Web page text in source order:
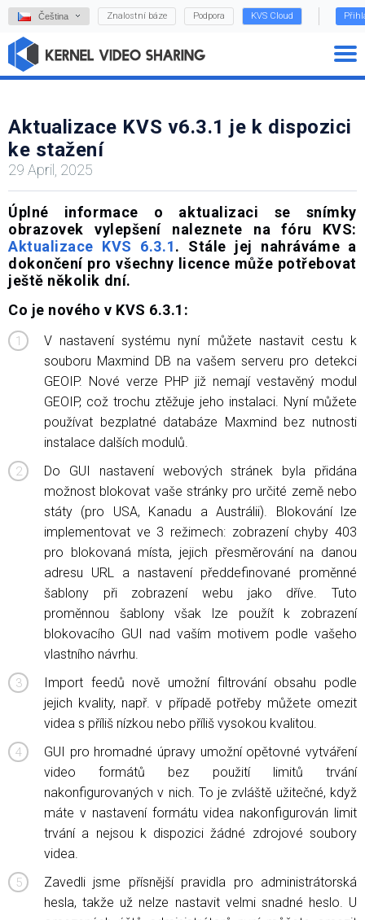
Čeština Znalostní báze Podpora KVS Cloud
Aktualizace KVS v6.3.1 je k dispozici
ke stažení
29 April, 2025
Úplné informace o aktualizaci se snímky
obrazovek vylepšení naleznete na fóru KVS:
Aktualizace KVS 6.3.1. Stále jej nahráváme a
dokončení pro všechny licence může potřebovat
ještě několik dní.
Co je nového v KVS 6.3.1:
V nastavení systému nyní můžete nastavit cestu k
souboru Maxmind DB na vašem serveru pro detekci
GEOIP. Nové verze PHP již nemají vestavěný modul
GEOIP, což trochu ztěžuje jeho instalaci. Nyní můžete
používat bezplatné databáze Maxmind bez nutnosti
instalace dalších modulů.
Do GUI nastavení webových stránek byla přidána
možnost blokovat vaše stránky pro určité země nebo
státy (pro USA, Kanadu a Austrálii). Blokování lze
implementovat ve 3 režimech: zobrazení chyby 403
pro blokovaná místa, jejich přesměrování na danou
adresu URL a nastavení předdefinované proměnné
šablony při zobrazení webu jako dříve. Tuto
proměnnou šablony však lze použít k zobrazení
blokovacího GUI nad vaším motivem podle vašeho
vlastního návrhu.
Import feedů nově umožní filtrování obsahu podle
jejich kvality, např. v případě potřeby můžete omezit
videa s příliš nízkou nebo příliš vysokou kvalitou.
GUI pro hromadné úpravy umožní opětovné vytváření
video formátů bez použití limitů trvání
nakonfigurovaných v nich. To je zvláště užitečné, když
máte v nastavení formátu videa nakonfigurován limit
trvání a nejsou k dispozici žádné zdrojové soubory
videa.
Zavedli jsme přísnější pravidla pro administrátorská
hesla, takže už nelze nastavit velmi snadné heslo. U